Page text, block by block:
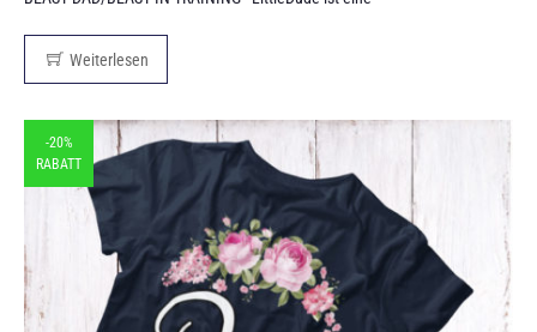
Weiterlesen
-20%
RABATT